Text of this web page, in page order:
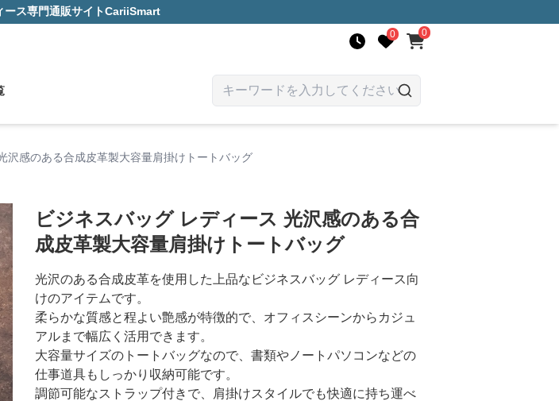
ース専門通販サイトCariiSmart
0 0
沢感のある合成皮革製大容量肩掛けトートバッグ
ビジネスバッグ レディース 光沢感のある合
成皮革製大容量肩掛けトートバッグ
光沢のある合成皮革を使用した上品なビジネスバッグ レディース向
けのアイテムです。
柔らかな質感と程よい艶感が特徴的で、オフィスシーンからカジュ
アルまで幅広く活用できます。
大容量サイズのトートバッグなので、書類やノートパソコンなどの
仕事道具もしっかり収納可能です。
調節可能なストラップ付きで、肩掛けスタイルでも快適に持ち運べ